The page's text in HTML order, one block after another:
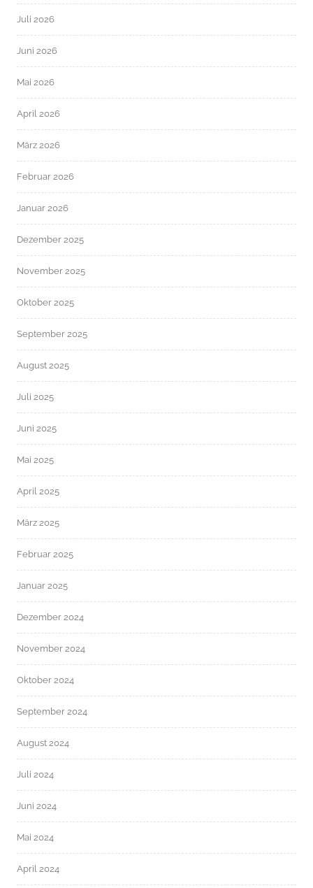
Juli 2026
Juni 2026
Mai 2026
April 2026
März 2026
Februar 2026
Januar 2026
Dezember 2025
November 2025
Oktober 2025
September 2025
August 2025
Juli 2025
Juni 2025
Mai 2025
April 2025
März 2025
Februar 2025
Januar 2025
Dezember 2024
November 2024
Oktober 2024
September 2024
August 2024
Juli 2024
Juni 2024
Mai 2024
April 2024